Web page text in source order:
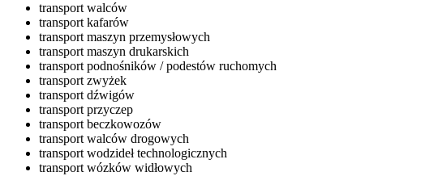
transport walców
transport kafarów
transport maszyn przemysłowych
transport maszyn drukarskich
transport podnośników / podestów ruchomych
transport zwyżek
transport dźwigów
transport przyczep
transport beczkowozów
transport walców drogowych
transport wodzideł technologicznych
transport wózków widłowych